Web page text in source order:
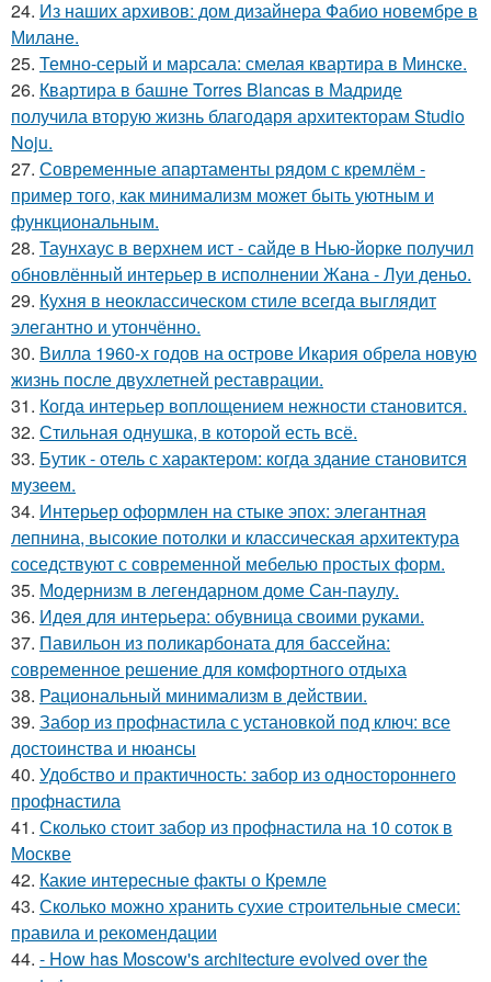
24. Из наших архивов: дом дизайнера Фабио новембре в
Милане.
25. Темно-серый и марсала: смелая квартира в Минске.
26. Квартира в башне Torres Blancas в Мадриде
получила вторую жизнь благодаря архитекторам Studio
Noju.
27. Современные апартаменты рядом с кремлём -
пример того, как минимализм может быть уютным и
функциональным.
28. Таунхаус в верхнем ист - сайде в Нью-йорке получил
обновлённый интерьер в исполнении Жана - Луи деньо.
29. Кухня в неоклассическом стиле всегда выглядит
элегантно и утончённо.
30. Вилла 1960-х годов на острове Икария обрела новую
жизнь после двухлетней реставрации.
31. Когда интерьер воплощением нежности становится.
32. Стильная однушка, в которой есть всё.
33. Бутик - отель с характером: когда здание становится
музеем.
34. Интерьер оформлен на стыке эпох: элегантная
лепнина, высокие потолки и классическая архитектура
соседствуют с современной мебелью простых форм.
35. Модернизм в легендарном доме Сан-паулу.
36. Идея для интерьера: обувница своими руками.
37. Павильон из поликарбоната для бассейна:
современное решение для комфортного отдыха
38. Рациональный минимализм в действии.
39. Забор из профнастила с установкой под ключ: все
достоинства и нюансы
40. Удобство и практичность: забор из одностороннего
профнастила
41. Сколько стоит забор из профнастила на 10 соток в
Москве
42. Какие интересные факты о Кремле
43. Сколько можно хранить сухие строительные смеси:
правила и рекомендации
44. - How has Moscow's architecture evolved over the